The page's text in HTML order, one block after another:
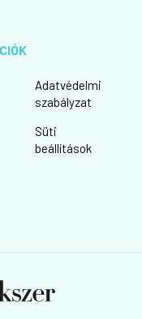
Adatvédelmi
szabályzat
Süti
beállítások